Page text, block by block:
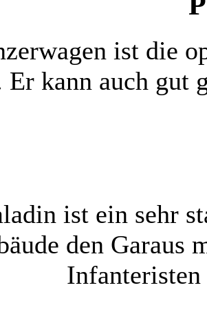
ist die
Er kann auch gut
ist ein sehr
den Garaus
Infanteristen